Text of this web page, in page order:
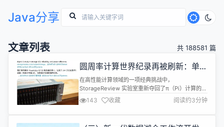
Java分享
文章列表 共 188581 篇
圆周率计算世界纪录再被刷新：单台
服务器持续运行 110 天，突破 314
万亿位数字
在高性能计算领域的一项经典挑战中，
StorageReview 实验室重新夺回了π（Pi）计算的世
界纪录。 他们使用单台服务器连续运行约 4 个月
（110 天），将圆周率计算精度提升至 314 000 000
000 000 位数字，刷新了此前由 Linus Media
143 收藏 阅读约3分钟